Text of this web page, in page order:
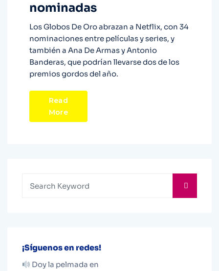
nominadas
Los Globos De Oro abrazan a Netflix, con 34
nominaciones entre películas y series, y
también a Ana De Armas y Antonio
Banderas, que podrían llevarse dos de los
premios gordos del año.
Read
More
¡Síguenos en redes!
Doy la pelmada en